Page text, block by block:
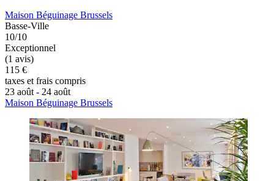
Maison Béguinage Brussels
Basse-Ville
10/10
Exceptionnel
(1 avis)
115 €
taxes et frais compris
23 août - 24 août
Maison Béguinage Brussels